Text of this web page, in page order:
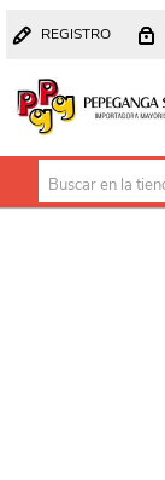
REGISTRO